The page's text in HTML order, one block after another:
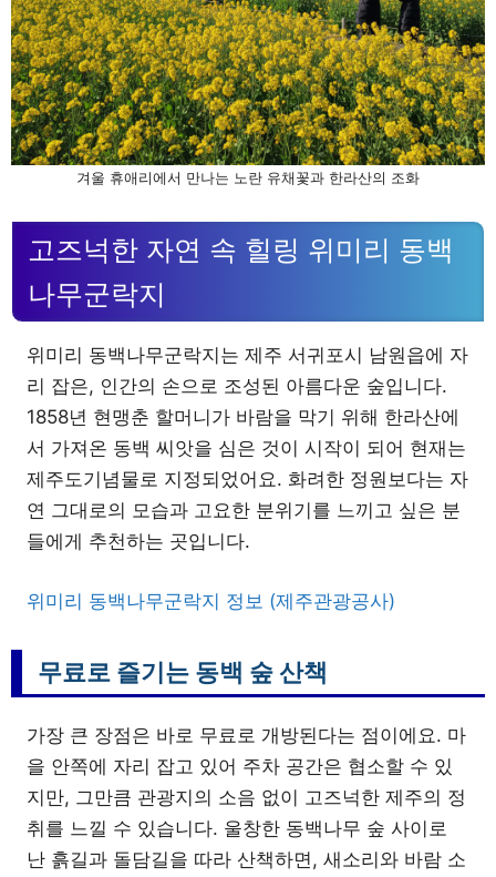
겨울 휴애리에서 만나는 노란 유채꽃과 한라산의 조화
고즈넉한 자연 속 힐링 위미리 동백
나무군락지
위미리 동백나무군락지는 제주 서귀포시 남원읍에 자
리 잡은, 인간의 손으로 조성된 아름다운 숲입니다.
1858년 현맹춘 할머니가 바람을 막기 위해 한라산에
서 가져온 동백 씨앗을 심은 것이 시작이 되어 현재는
제주도기념물로 지정되었어요. 화려한 정원보다는 자
연 그대로의 모습과 고요한 분위기를 느끼고 싶은 분
들에게 추천하는 곳입니다.
위미리 동백나무군락지 정보 (제주관광공사)
무료로 즐기는 동백 숲 산책
가장 큰 장점은 바로 무료로 개방된다는 점이에요. 마
을 안쪽에 자리 잡고 있어 주차 공간은 협소할 수 있
지만, 그만큼 관광지의 소음 없이 고즈넉한 제주의 정
취를 느낄 수 있습니다. 울창한 동백나무 숲 사이로
난 흙길과 돌담길을 따라 산책하면, 새소리와 바람 소